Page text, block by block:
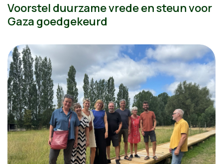
Voorstel duurzame vrede en steun voor
Gaza goedgekeurd